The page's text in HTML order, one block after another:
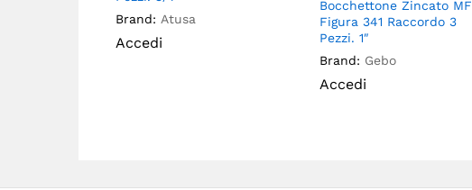
Brand: Atusa
Accedi
Bocchettone Zincato MF
Figura 341 Raccordo 3
Pezzi. 1″
Brand: Gebo
Accedi